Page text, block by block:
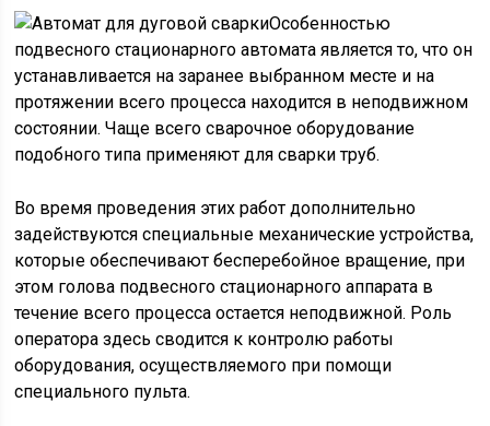
Особенностью
подвесного стационарного автомата является то, что он
устанавливается на заранее выбранном месте и на
протяжении всего процесса находится в неподвижном
состоянии. Чаще всего сварочное оборудование
подобного типа применяют для сварки труб.
Во время проведения этих работ дополнительно
задействуются специальные механические устройства,
которые обеспечивают бесперебойное вращение, при
этом голова подвесного стационарного аппарата в
течение всего процесса остается неподвижной. Роль
оператора здесь сводится к контролю работы
оборудования, осуществляемого при помощи
специального пульта.